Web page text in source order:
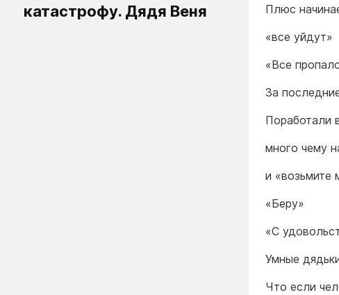
катастрофу. Дядя Веня
Плюс
«все уйдут»
«Все
За
Поработали
много чему
и «возьмите
«Беру»
«С
Умные
Что если